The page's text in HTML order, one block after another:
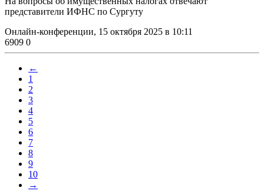
представители ИФНС по Сургуту
Онлайн-конференции, 15 октября 2025 в 10:11
6909 0
←
1
2
3
4
5
6
7
8
9
10
→